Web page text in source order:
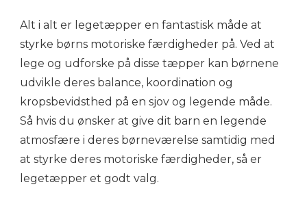
Alt i alt er legetæpper en fantastisk måde at
styrke børns motoriske færdigheder på. Ved at
lege og udforske på disse tæpper kan børnene
udvikle deres balance, koordination og
kropsbevidsthed på en sjov og legende måde.
Så hvis du ønsker at give dit barn en legende
atmosfære i deres børneværelse samtidig med
at styrke deres motoriske færdigheder, så er
legetæpper et godt valg.